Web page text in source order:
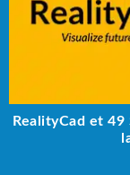
RealityCad et